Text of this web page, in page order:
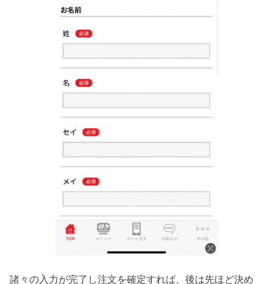
諸々の入力が完了し注文を確定すれば、後は先ほど決め